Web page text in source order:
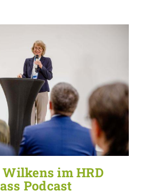
im HRD
Podcast